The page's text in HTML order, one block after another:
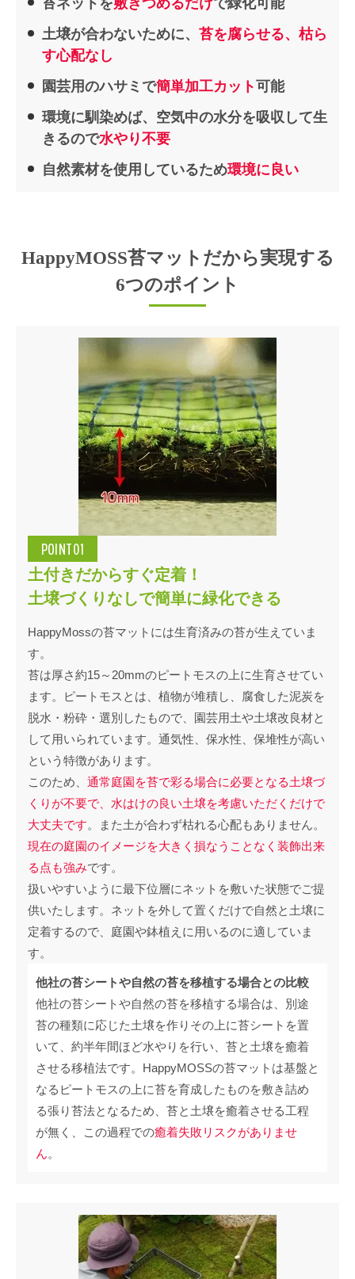
土壌が合わないために、 苔を腐らせる、枯ら
す心配なし
園芸用のハサミで簡単加工カット可能
環境に馴染めば、空気中の水分を吸収して生
きるので水やり不要
自然素材を使用しているため環境に良い
HappyMOSS苔マット だから実現する
6つのポイント
POINT01
土付きだからすぐ定着！
土壌づくりなしで簡単に緑化できる
HappyMossの苔マットには生育済みの苔が生えていま
す。
苔は厚さ約15～20mmのピートモスの上に生育させてい
ます。ピートモスとは、植物が堆積し、腐食した泥炭を
脱水・粉砕・選別したもので、園芸用土や土壌改良材と
して用いられています。通気性、保水性、保堆性が高い
という特徴があります。
このため、 通常庭園を苔で彩る場合に必要となる土壌づ
くりが不要で、水はけの良い土壌を考慮いただくだけで
大丈夫です。また土が合わず枯れる心配もありません。
現在の庭園のイメージを大きく損なうことなく装飾出来
る点も強みです。
扱いやすいように最下位層にネットを敷いた状態でご提
供いたします。ネットを外して置くだけで自然と土壌に
定着するので、庭園や鉢植えに用いるのに適していま
す。
他社の苔シートや自然の苔を移植する場合との比較
他社の苔シートや自然の苔を移植する場合は、別途
苔の種類に応じた土壌を作りその上に苔シートを置
いて、約半年間ほど水やりを行い、苔と土壌を癒着
させる移植法です。HappyMOSSの苔マットは基盤と
なるピートモスの上に苔を育成したものを敷き詰め
る張り苔法となるため、苔と土壌を癒着させる工程
が無く、この過程での癒着失敗リスクがありませ
ん。